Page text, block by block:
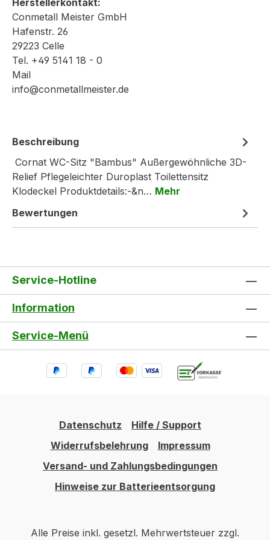
Herstellerkontakt:
Conmetall Meister GmbH
Hafenstr. 26
29223 Celle
Tel. +49 5141 18 - 0
Mail
info@conmetallmeister.de
Beschreibung
Cornat WC-Sitz "Bambus" Außergewöhnliche 3D-
Relief Pflegeleichter Duroplast Toilettensitz
Klodeckel Produktdetails:-&n… Mehr
Bewertungen
Service-Hotline
Information
Service-Menü
Datenschutz
Hilfe / Support
Widerrufsbelehrung
Impressum
Versand- und Zahlungsbedingungen
Hinweise zur Batterieentsorgung
Alle Preise inkl. gesetzl. Mehrwertsteuer zzgl.